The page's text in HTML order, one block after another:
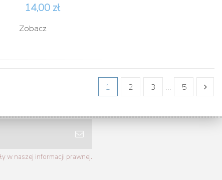
14,00 zł
Zobacz
1 2 3 … 5
w naszej informacji prawnej.